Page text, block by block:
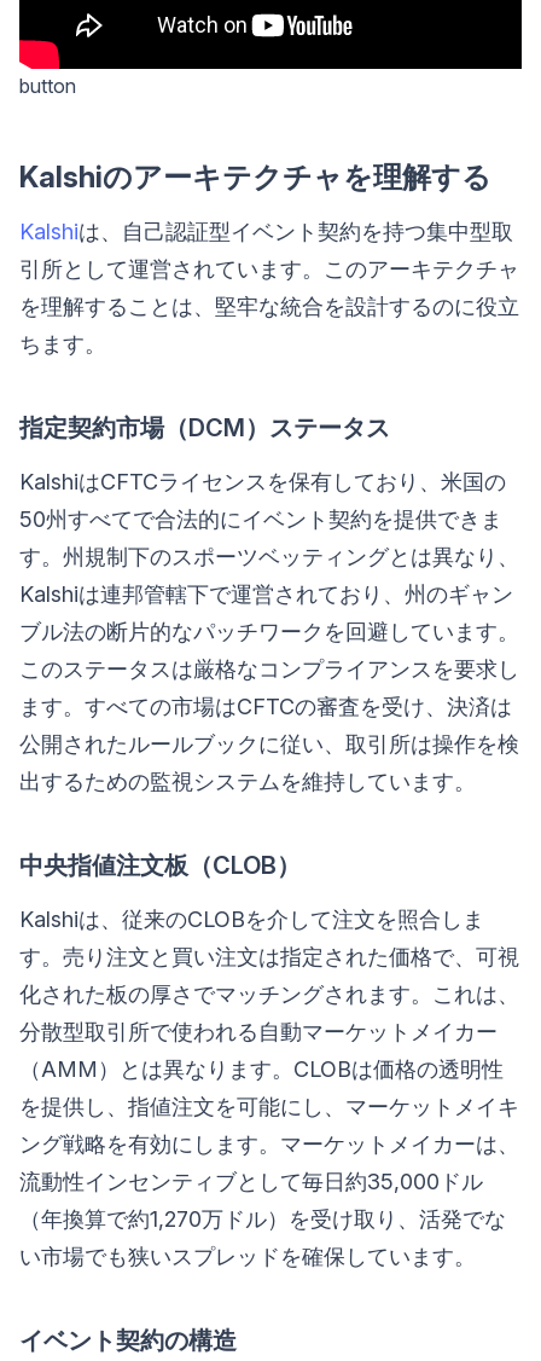
button
Kalshiのアーキテクチャを理解する
Kalshiは、自己認証型イベント契約を持つ集中型取
引所として運営されています。このアーキテクチャ
を理解することは、堅牢な統合を設計するのに役立
ちます。
指定契約市場（DCM）ステータス
KalshiはCFTCライセンスを保有しており、米国の
50州すべてで合法的にイベント契約を提供できま
す。州規制下のスポーツベッティングとは異なり、
Kalshiは連邦管轄下で運営されており、州のギャン
ブル法の断片的なパッチワークを回避しています。
このステータスは厳格なコンプライアンスを要求し
ます。すべての市場はCFTCの審査を受け、決済は
公開されたルールブックに従い、取引所は操作を検
出するための監視システムを維持しています。
中央指値注文板（CLOB）
Kalshiは、従来のCLOBを介して注文を照合しま
す。売り注文と買い注文は指定された価格で、可視
化された板の厚さでマッチングされます。これは、
分散型取引所で使われる自動マーケットメイカー
（AMM）とは異なります。CLOBは価格の透明性
を提供し、指値注文を可能にし、マーケットメイキ
ング戦略を有効にします。マーケットメイカーは、
流動性インセンティブとして毎日約35,000ドル
（年換算で約1,270万ドル）を受け取り、活発でな
い市場でも狭いスプレッドを確保しています。
イベント契約の構造